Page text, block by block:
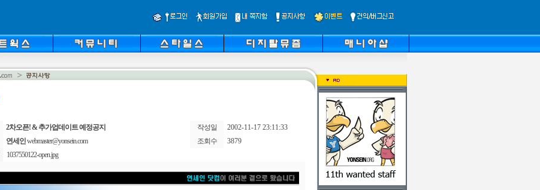
2차오픈! & 추가업데이트 예정공지 작성일
2002-11-17 23:11:33
연세인webmaster@yonsein.com 조회수
3879
1037550122-open.jpg